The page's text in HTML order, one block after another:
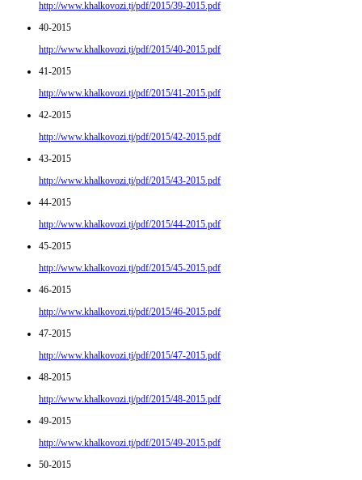
http://www.khalkovozi.tj/pdf/2015/39-2015.pdf
40-2015
http://www.khalkovozi.tj/pdf/2015/40-2015.pdf
41-2015
http://www.khalkovozi.tj/pdf/2015/41-2015.pdf
42-2015
http://www.khalkovozi.tj/pdf/2015/42-2015.pdf
43-2015
http://www.khalkovozi.tj/pdf/2015/43-2015.pdf
44-2015
http://www.khalkovozi.tj/pdf/2015/44-2015.pdf
45-2015
http://www.khalkovozi.tj/pdf/2015/45-2015.pdf
46-2015
http://www.khalkovozi.tj/pdf/2015/46-2015.pdf
47-2015
http://www.khalkovozi.tj/pdf/2015/47-2015.pdf
48-2015
http://www.khalkovozi.tj/pdf/2015/48-2015.pdf
49-2015
http://www.khalkovozi.tj/pdf/2015/49-2015.pdf
50-2015